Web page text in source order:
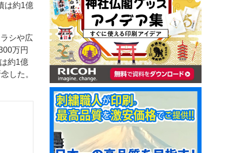
中古印刷機・製本機特集
2022 検査・校正特集
は約1億
シや広
万円
約1億
した。